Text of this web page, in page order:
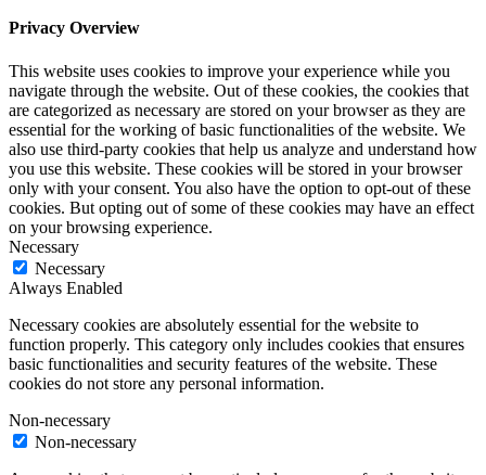
Privacy Overview
This website uses cookies to improve your experience while you
navigate through the website. Out of these cookies, the cookies that
are categorized as necessary are stored on your browser as they are
essential for the working of basic functionalities of the website. We
also use third-party cookies that help us analyze and understand how
you use this website. These cookies will be stored in your browser
only with your consent. You also have the option to opt-out of these
cookies. But opting out of some of these cookies may have an effect
on your browsing experience.
Necessary
Necessary
Always Enabled
Necessary cookies are absolutely essential for the website to
function properly. This category only includes cookies that ensures
basic functionalities and security features of the website. These
cookies do not store any personal information.
Non-necessary
Non-necessary